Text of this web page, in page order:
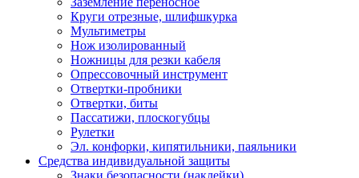
Круги отрезные, шлифшкурка
Мультиметры
Нож изолированный
Ножницы для резки кабеля
Опрессовочный инструмент
Отвертки-пробники
Отвертки, биты
Пассатижи, плоскогубцы
Рулетки
Эл. конфорки, кипятильники, паяльники
Средства индивидуальной защиты
Знаки безопасности (наклейки)